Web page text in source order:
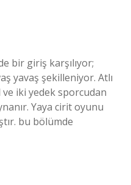
bir giriş karşılıyor;
yavaş şekilleniyor. Atlı
iki yedek sporcudan
Yaya cirit oyunu
bu bölümde